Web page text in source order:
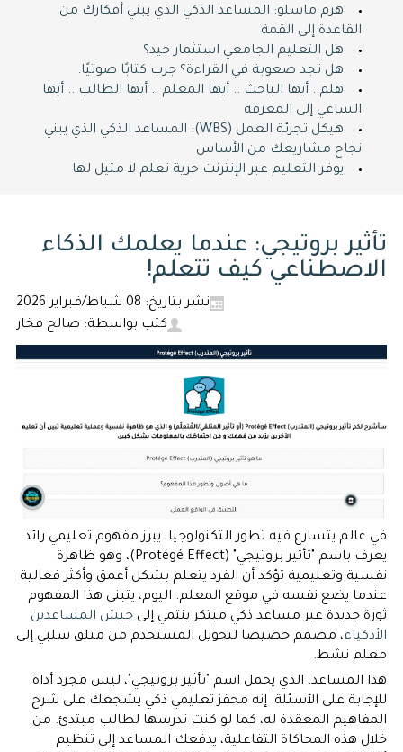
هرم ماسلو: المساعد الذكي الذي يبني أفكارك من
القاعدة إلى القمة
هل التعليم الجامعي استثمار جيد؟
هل تجد صعوبة في القراءة؟ جرب كتابًا صوتيًا.
هلم.. أيها الباحث .. أيها المعلم .. أيها الطالب .. أيها
الساعي إلى المعرفة
هيكل تجزئة العمل (WBS): المساعد الذكي الذي يبني
نجاح مشاريعك من الأساس
يوفر التعليم عبر الإنترنت حرية تعلم لا مثيل لها
تأثير بروتيجي: عندما يعلمك الذكاء
الاصطناعي كيف تتعلم!
نشر بتاريخ: 08 شباط/فبراير 2026
كتب بواسطة: صالح فخار
في عالم يتسارع فيه تطور التكنولوجيا، يبرز مفهوم تعليمي رائد
يعرف باسم "تأثير بروتيجي" (Protégé Effect)، وهو ظاهرة
نفسية وتعليمية تؤكد أن الفرد يتعلم بشكل أعمق وأكثر فعالية
عندما يضع نفسه في موقع المعلم. اليوم، يتبنى هذا المفهوم
ثورة جديدة عبر مساعد ذكي مبتكر ينتمي إلى جيش المساعدين
الأذكياء، مصمم خصيصا لتحويل المستخدم من متلق سلبي إلى
معلم نشط.
هذا المساعد، الذي يحمل اسم "تأثير بروتيجي"، ليس مجرد أداة
للإجابة على الأسئلة. إنه محفز تعليمي ذكي يشجعك على شرح
المفاهيم المعقدة له، كما لو كنت تدرسها لطالب مبتدئ. من
خلال هذه المحاكاة التفاعلية، يدفعك المساعد إلى تنظيم